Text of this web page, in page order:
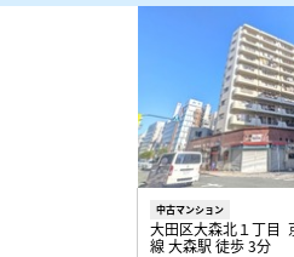
中古マンション
大田区大森北１丁目
線 大森駅 徒歩 3分